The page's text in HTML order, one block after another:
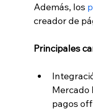
Además, los
creador de
Principales
Mercado
pagos